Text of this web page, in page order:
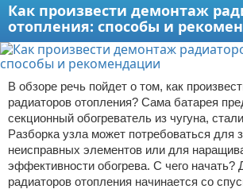
Как произвести демонтаж
отопления: способы и
В обзоре речь пойдет о том, как
радиаторов отопления? Сама батарея
секционный обогреватель из чугуна,
Разборка узла может потребоваться для
неисправных элементов или для
эффективности обогрева. С чего начать?
радиаторов отопления начинается со